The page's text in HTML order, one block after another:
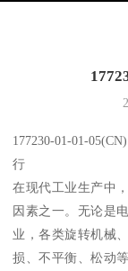
177230-01-01-
行
在现代工业生产中
因素之一。无论是
业，各类旋转机械
损、不平衡、松动